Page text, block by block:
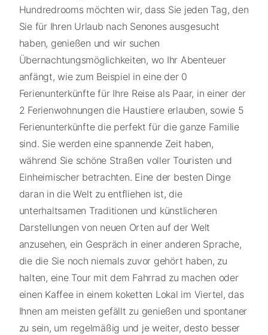
Hundredrooms möchten wir, dass Sie jeden Tag, den
Sie für Ihren Urlaub nach Senones ausgesucht
haben, genießen und wir suchen
Übernachtungsmöglichkeiten, wo Ihr Abenteuer
anfängt, wie zum Beispiel in eine der 0
Ferienunterkünfte für Ihre Reise als Paar, in einer der
2 Ferienwohnungen die Haustiere erlauben, sowie 5
Ferienunterkünfte die perfekt für die ganze Familie
sind. Sie werden eine spannende Zeit haben,
während Sie schöne Straßen voller Touristen und
Einheimischer betrachten. Eine der besten Dinge
daran in die Welt zu entfliehen ist, die
unterhaltsamen Traditionen und künstlicheren
Darstellungen von neuen Orten auf der Welt
anzusehen, ein Gespräch in einer anderen Sprache,
die die Sie noch niemals zuvor gehört haben, zu
halten, eine Tour mit dem Fahrrad zu machen oder
einen Kaffee in einem koketten Lokal im Viertel, das
Ihnen am meisten gefällt zu genießen und spontaner
zu sein, um regelmäßig und je weiter, desto besser